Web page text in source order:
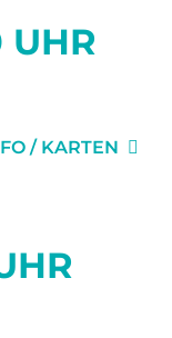
UHR
/ KARTEN